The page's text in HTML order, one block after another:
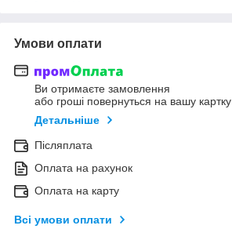
Умови оплати
Ви отримаєте замовлення
або гроші повернуться на вашу картку
Детальніше
Післяплата
Оплата на рахунок
Оплата на карту
Всі умови оплати